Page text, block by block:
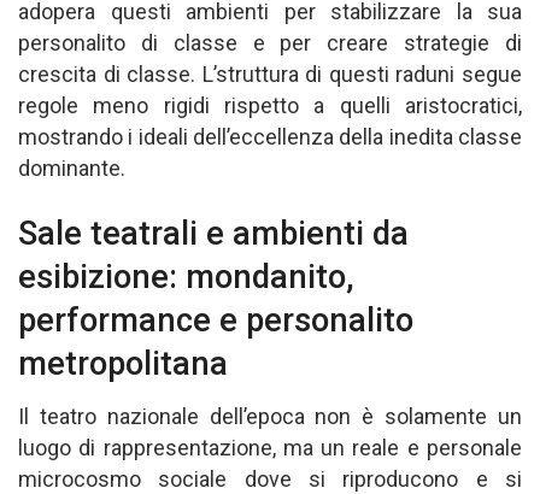
adopera questi ambienti per stabilizzare la sua
personalito di classe e per creare strategie di
crescita di classe. L’struttura di questi raduni segue
regole meno rigidi rispetto a quelli aristocratici,
mostrando i ideali dell’eccellenza della inedita classe
dominante.
Sale teatrali e ambienti da
esibizione: mondanito,
performance e personalito
metropolitana
Il teatro nazionale dell’epoca non è solamente un
luogo di rappresentazione, ma un reale e personale
microcosmo sociale dove si riproducono e si